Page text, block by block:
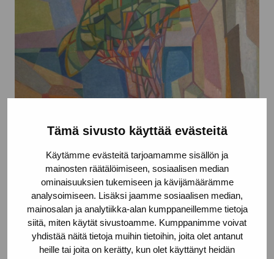
Tämä sivusto käyttää evästeitä
Käytämme evästeitä tarjoamamme sisällön ja
mainosten räätälöimiseen, sosiaalisen median
ominaisuuksien tukemiseen ja kävijämäärämme
analysoimiseen. Lisäksi jaamme sosiaalisen median,
mainosalan ja analytiikka-alan kumppaneillemme tietoja
siitä, miten käytät sivustoamme. Kumppanimme voivat
yhdistää näitä tietoja muihin tietoihin, joita olet antanut
heille tai joita on kerätty, kun olet käyttänyt heidän
Strandmotiv
Diehl Gösta, 1957